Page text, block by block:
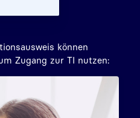
können
Zugang zur TI nutzen: